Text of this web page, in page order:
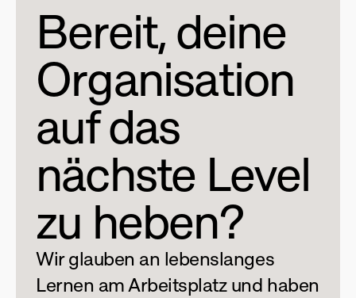
Bereit, deine
Organisation
auf das
nächste Level
zu heben?
Wir glauben an lebenslanges
Lernen am Arbeitsplatz und haben